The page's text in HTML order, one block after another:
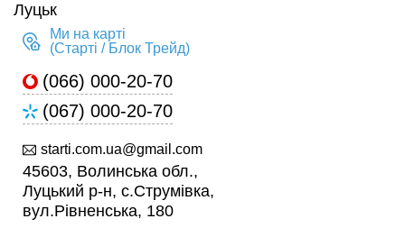
Луцьк
Ми на карті
(Старті / Блок Трейд)
(066) 000-20-70
(067) 000-20-70
starti.com.ua@gmail.com
45603, Волинська обл.,
Луцький р-н, с.Струмівка,
вул.Рівненська, 180